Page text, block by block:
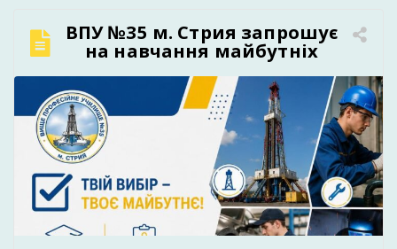
виконали кваліфікаційні завдання,
підтвердивши готовність до самостійної
професійної діяльності у сфері інформаційних
технологій та […]
ВПУ №35 м. Стрия запрошує
на навчання майбутніх